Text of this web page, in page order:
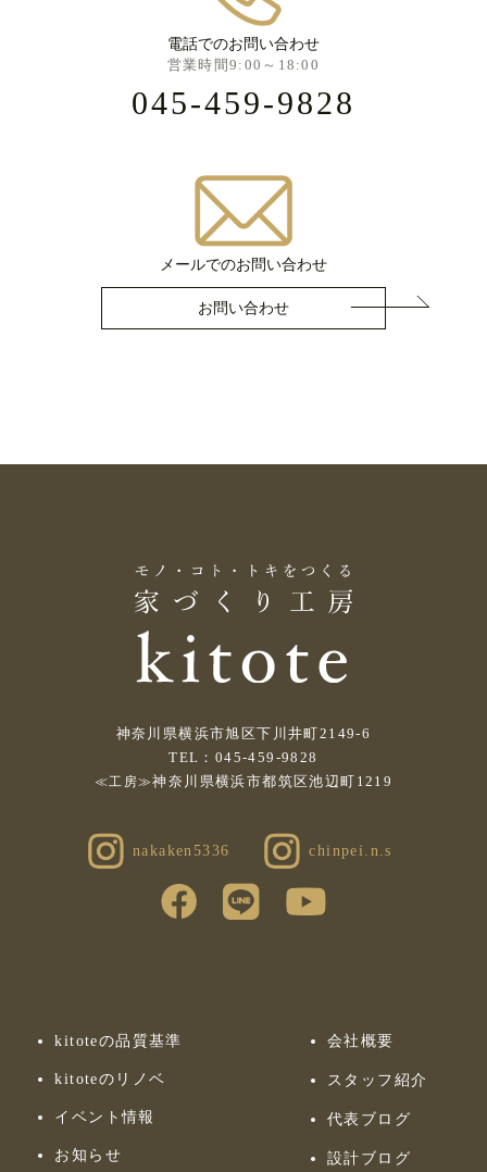
電話でのお問い合わせ
営業時間9:00～18:00
045-459-9828
メールでのお問い合わせ
お問い合わせ
神奈川県横浜市旭区下川井町2149-6
TEL：045-459-9828
≪工房≫神奈川県横浜市都筑区池辺町1219
nakaken5336 chinpei.n.s
kitoteの品質基準
kitoteのリノベ
イベント情報
お知らせ
会社概要
スタッフ紹介
代表ブログ
設計ブログ